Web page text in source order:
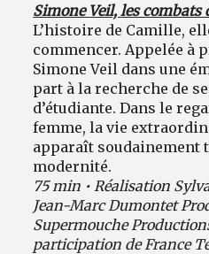
Simone Veil, les combats
L’histoire de Camille,
commencer. Appelée à
Simone Veil dans une
part à la recherche de
d’étudiante. Dans le
femme, la vie
apparaît soudainement
modernité.
75 min • Réalisation
Jean-Marc Dumontet
Supermouche
participation de France